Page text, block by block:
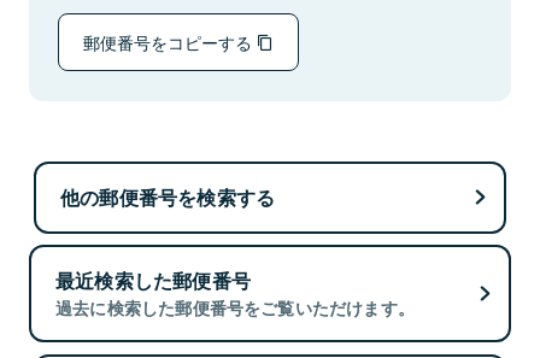
郵便番号をコピーする
他の郵便番号を検索する
最近検索した郵便番号
過去に検索した郵便番号をご覧いただけます。